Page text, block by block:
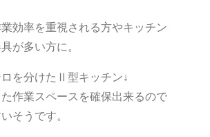
効率を重視される方やキッチン
が多い方に。
を分けたⅡ型キッチン↓
作業スペースを確保出来るので
そうです。